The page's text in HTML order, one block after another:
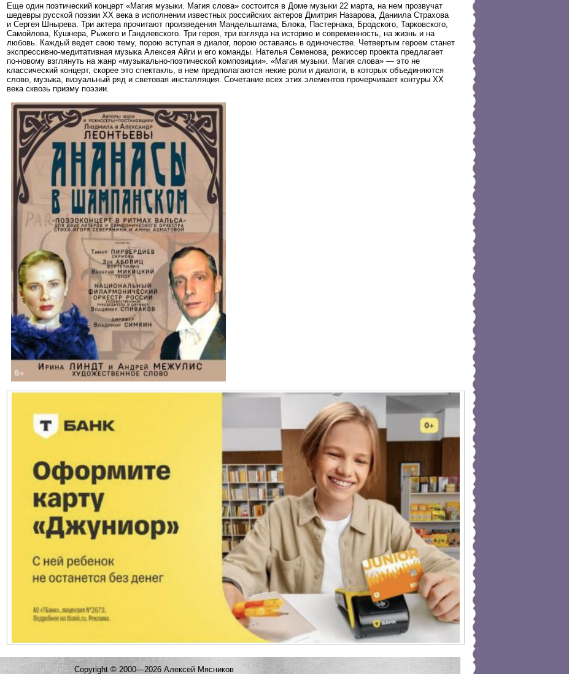
Еще один поэтический концерт «Магия музыки. Магия слова» состоится в Доме музыки 22 марта, на нем прозвучат
шедевры русской поэзии XX века в исполнении известных российских актеров Дмитрия Назарова, Даниила Страхова
и Сергея Шнырева. Три актера прочитают произведения Мандельштама, Блока, Пастернака, Бродского, Тарковского,
Самойлова, Кушнера, Рыжего и Гандлевского. Три героя, три взгляда на историю и современность, на жизнь и на
любовь. Каждый ведет свою тему, порою вступая в диалог, порою оставаясь в одиночестве. Четвертым героем станет
экспрессивно-медитативная музыка Алексея Айги и его команды. Нателья Семенова, режиссер проекта предлагает
по-новому взглянуть на жанр «музыкально-поэтической композиции». «Магия музыки. Магия слова» — это не
классический концерт, скорее это спектакль, в нем предполагаются некие роли и диалоги, в которых объединяются
слово, музыка, визуальный ряд и световая инсталляция. Сочетание всех этих элементов прочерчивает контуры XX
века сквозь призму поэзии.
Copyright © 2000—2026 Алексей Мясников